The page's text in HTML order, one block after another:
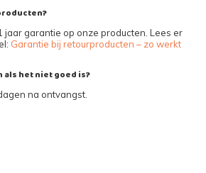
jaar garantie op onze producten. Lees er
Garantie bij retourproducten – zo werkt
het niet goed is?
na ontvangst.